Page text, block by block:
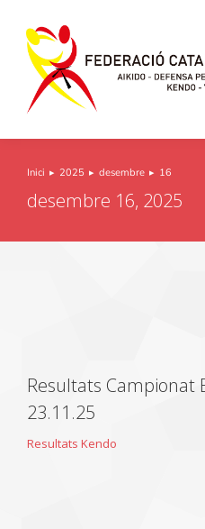
You are here:
Inici 2025 desembre 16
desembre 16, 2025
Resultats Campionat
23.11.25
Resultats Kendo